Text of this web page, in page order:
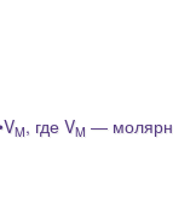
M, где VM ―